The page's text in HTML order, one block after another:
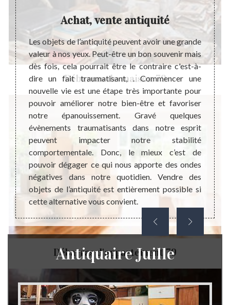
Débarras de maison 79
Débarras d'appartement 79
pour
de
à
ces
la
car il
Achat, vente antiquité
Les objets de l’antiquité peuvent avoir une grande
valeur à nos yeux. Peut-être un bon souvenir mais
dès fois, cela pourrait être le contraire c'est-à-
dire un fait traumatisant, . Commencer une
nouvelle vie est une étape très importante pour
pouvoir améliorer notre bien-être et favoriser
notre épanouissement. Gravé quelques
évènements traumatisants dans notre esprit
peuvent impacter notre stabilité
comportementale. Donc, le mieux c’est de
pouvoir dégager ce qui nous apporte des ondes
négatives dans notre quotidien. Vendre des
objets de l’antiquité est entièrement possible si
cette alternative vous convient.
état.
en
nos
du
vous
le
Antiquaire Juille